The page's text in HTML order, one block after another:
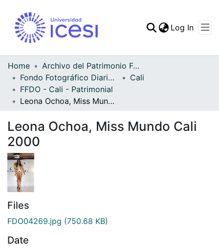
Statistics
Log In
Home
Archivo del Patrimonio Fotográfico y Fílmico del Valle del Cauca
Fondo Fotográfico Diario Occidente
Cali
FFDO - Cali - Patrimonial
Leona Ochoa, Miss Mundo Cali 2000
Leona Ochoa, Miss Mundo Cali
2000
Files
FDO04269.jpg (750.68 KB)
Date